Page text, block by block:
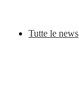
Tutte le news